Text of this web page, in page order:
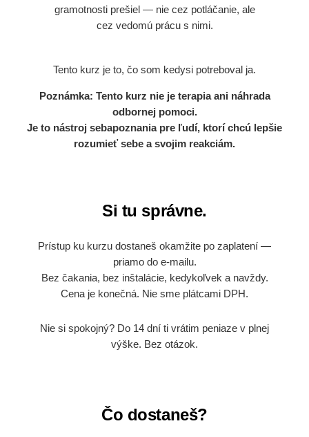
gramotnosti prešiel — nie cez potláčanie, ale
cez vedomú prácu s nimi.
Tento kurz je to, čo som kedysi potreboval ja.
Poznámka: Tento kurz nie je terapia ani náhrada
odbornej pomoci.
Je to nástroj sebapoznania pre ľudí, ktorí chcú lepšie
rozumieť sebe a svojim reakciám.
Si tu správne.
Prístup ku kurzu dostaneš okamžite po zaplatení —
priamo do e-mailu.
Bez čakania, bez inštalácie, kedykoľvek a navždy.
Cena je konečná. Nie sme plátcami DPH.
Nie si spokojný? Do 14 dní ti vrátim peniaze v plnej
výške. Bez otázok.
Čo dostaneš?